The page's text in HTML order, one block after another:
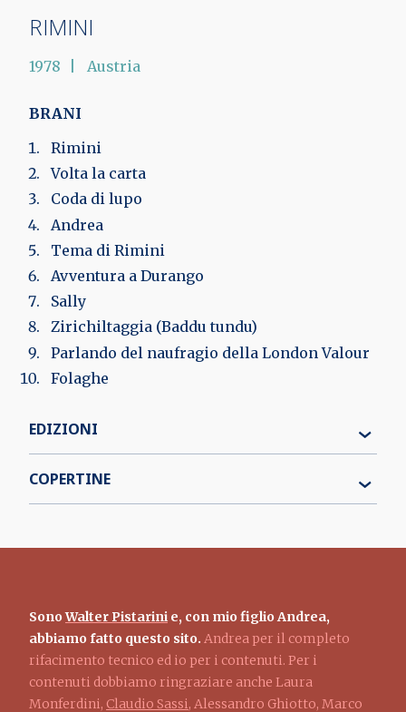
RIMINI
1978 Austria
BRANI
Rimini
Volta la carta
Coda di lupo
Andrea
Tema di Rimini
Avventura a Durango
Sally
Zirichiltaggia (Baddu tundu)
Parlando del naufragio della London Valour
Folaghe
EDIZIONI
COPERTINE
SonoWalter Pistarini e, con mio figlio Andrea,
abbiamo fatto questo sito. Andrea per il completo
rifacimento tecnico ed io per i contenuti. Per i
contenuti dobbiamo ringraziare anche Laura
Monferdini, Claudio Sassi, Alessandro Ghiotto, Marco